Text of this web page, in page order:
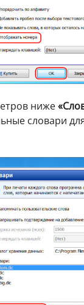
ниже
словари